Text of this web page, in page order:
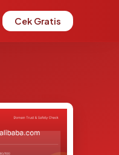
Cek Gratis